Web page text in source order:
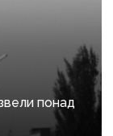
понад